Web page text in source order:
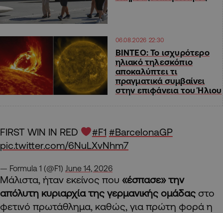
06.08.2026 22:30
ΒΙΝΤΕΟ: Το ισχυρότερο
ηλιακό τηλεσκόπιο
αποκαλύπτει τι
πραγματικά συμβαίνει
στην επιφάνεια του Ήλιου
FIRST WIN IN RED #F1 #BarcelonaGP
pic.twitter.com/6NuLXvNhm7
— Formula 1 (@F1) June 14, 2026
Μάλιστα, ήταν εκείνος που «έσπασε» την
απόλυτη κυριαρχία της γερμανικής ομάδας στο
φετινό πρωτάθλημα, καθώς, για πρώτη φορά η